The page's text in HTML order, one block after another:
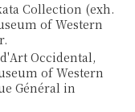
Collection (exh.
of Western
Occidental,
of Western
Général in